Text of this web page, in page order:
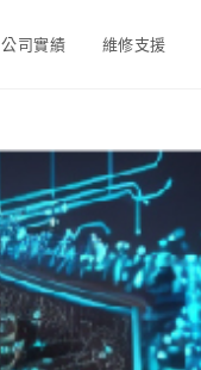
公司實績 維修支援